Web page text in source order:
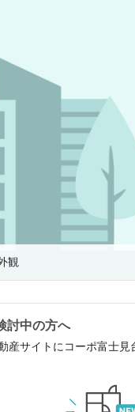
観
討中の方へ
産サイトにコーポ富士